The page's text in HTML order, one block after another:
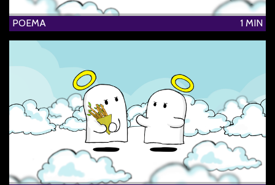
POEMA 1 MIN